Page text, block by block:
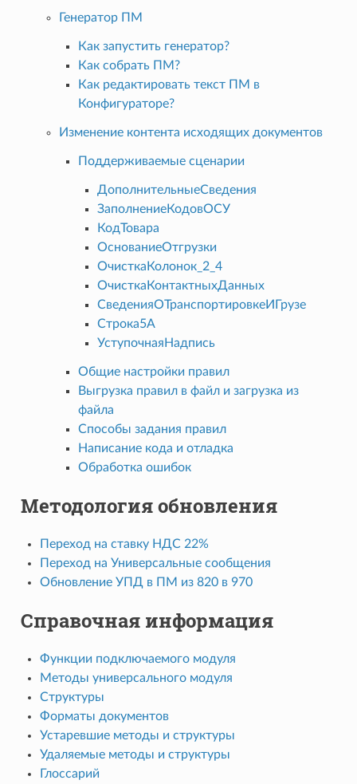
Генератор ПМ
Как запустить генератор?
Как собрать ПМ?
Как редактировать текст ПМ в
Конфигураторе?
Изменение контента исходящих документов
Поддерживаемые сценарии
ДополнительныеСведения
ЗаполнениеКодовОСУ
КодТовара
ОснованиеОтгрузки
ОчисткаКолонок_2_4
ОчисткаКонтактныхДанных
СведенияОТранспортировкеИГрузе
Строка5А
УступочнаяНадпись
Общие настройки правил
Выгрузка правил в файл и загрузка из
файла
Способы задания правил
Написание кода и отладка
Обработка ошибок
Методология обновления
Переход на ставку НДС 22%
Переход на Универсальные сообщения
Обновление УПД в ПМ из 820 в 970
Справочная информация
Функции подключаемого модуля
Методы универсального модуля
Структуры
Форматы документов
Устаревшие методы и структуры
Удаляемые методы и структуры
Глоссарий